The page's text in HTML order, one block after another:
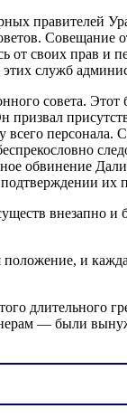
правителей
Совещание
от своих прав и
служб
совета.
призвал
персонала.
обвинение
их
внезапно и
и
длительного
— были